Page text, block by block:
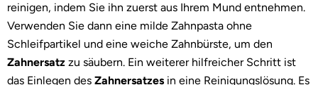
reinigen, indem Sie ihn zuerst aus Ihrem Mund entnehmen.
Verwenden Sie dann eine milde Zahnpasta ohne
Schleifpartikel und eine weiche Zahnbürste, um den
Zahnersatz zu säubern. Ein weiterer hilfreicher Schritt ist
das Einlegen des Zahnersatzes in eine Reinigungslösung. Es